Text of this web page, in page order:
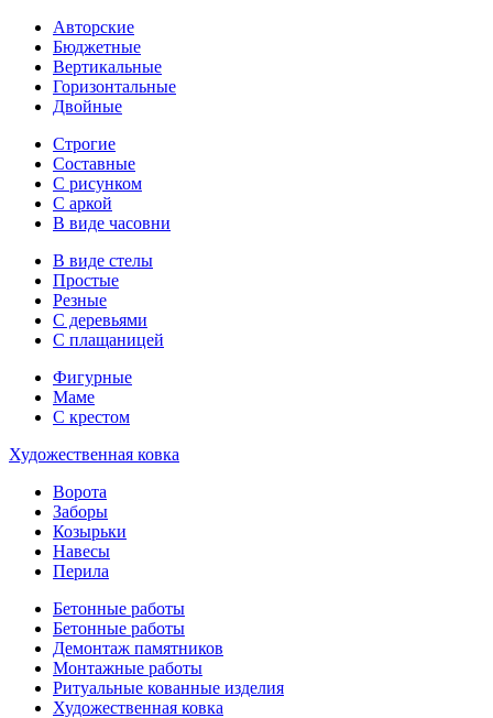
Авторские
Бюджетные
Вертикальные
Горизонтальные
Двойные
Строгие
Составные
С рисунком
С аркой
В виде часовни
В виде стелы
Простые
Резные
С деревьями
С плащаницей
Фигурные
Маме
С крестом
Художественная ковка
Ворота
Заборы
Козырьки
Навесы
Перила
Бетонные работы
Бетонные работы
Демонтаж памятников
Монтажные работы
Ритуальные кованные изделия
Художественная ковка